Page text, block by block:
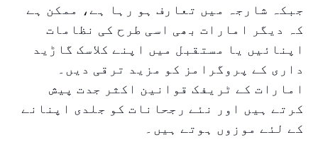
جبکہ شارجہ میں تعارف ہو رہا ہے، ممکن ہے
کہ دیگر امارات بھی اسی طرح کی نظامات
اپنائیں یا مستقبل میں اپنے کلاسک گاڑید
داری کے پروگرامز کو مزید ترقی دیں۔
امارات کے ٹریفک قوانین اکثر جدت پیش
کرتے ہیں اور نئے رجحانات کو جلدی اپنانے
کے لئے موزوں ہوتے ہیں۔